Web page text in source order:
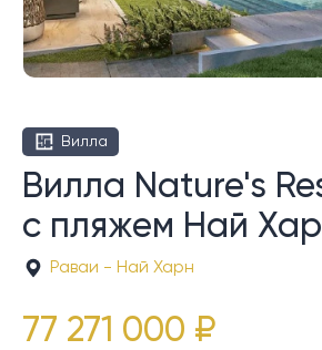
Вилла
Вилла Nature's
с пляжем Най
Раваи - Най Харн
77 271 000 ₽